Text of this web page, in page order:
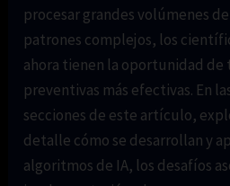
procesar grandes volúmenes
patrones complejos, los
ahora tienen la oportunidad de
preventivas más efectivas. En
secciones de este artículo,
detalle cómo se desarrollan y
algoritmos de IA, los desafíos